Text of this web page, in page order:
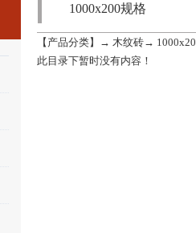
1000x200规格
【 产品分类】→ 木纹砖→
此目录下暂时没有内容！